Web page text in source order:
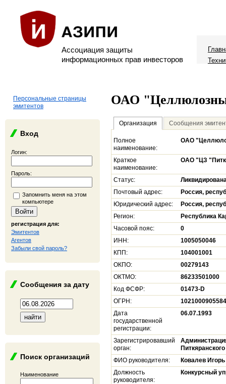
Ассоциация защиты
информационных прав инвесторов
Персональные страницы
эмитентов
Вход
Логин:
Пароль:
Запомнить меня на этом
компьютере
регистрация для:
Эмитентов
Агентов
Забыли свой пароль?
Сообщения за дату
Поиск организаций
Наименование
ОАО
Организация Сообщения
Полное
наименование:
ОАО
Краткое
наименование:
ОАО "ЦЗ
Статус:
Почтовый адрес:
Россия,
Юридический адрес:
Россия,
Регион:
Республика
Часовой пояс:
0
ИНН:
1005050046
КПП:
104001001
ОКПО:
00279143
ОКТМО:
86233501000
Код ФСФР:
01473-D
ОГРН:
1021000905584
Дата
государственной
регистрации:
06.07.1993
Зарегистрировавший
орган:
ФИО руководителя:
Ковалев
Должность
руководителя:
Конкурсный